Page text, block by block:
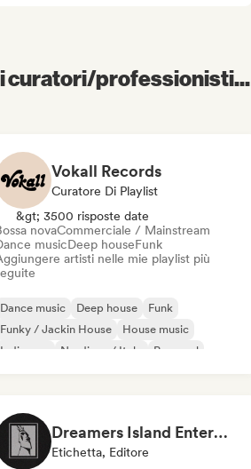
curatori/professionisti...
Vokall Records
Curatore Di Playlist
&gt; 3500 risposte date
novaCommerciale / Mainstream
musicDeep houseFunk
artisti nelle mie playlist più
Dance music Deep house
Funk
Funky / Jackin House
House music
Indie pop
Nu-disco / Italo Pop soul
Dreamers Island Entertainment
Etichetta, Editore